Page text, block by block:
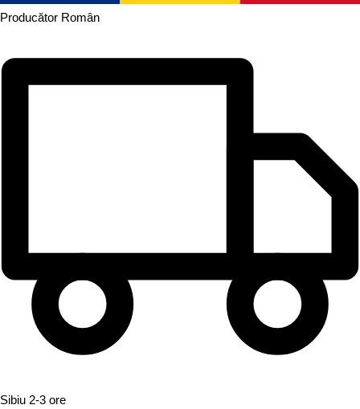
Producător Român
Sibiu 2-3 ore